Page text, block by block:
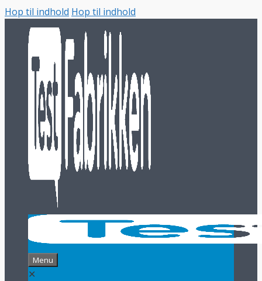
Hop til indhold Hop til indhold
Menu
✕